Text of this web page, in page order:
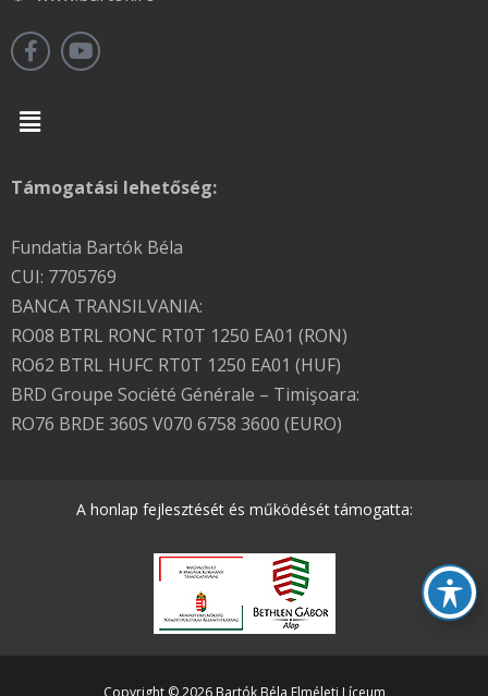
Menu
Támogatási lehetőség:
Fundatia Bartók Béla
CUI: 7705769
BANCA TRANSILVANIA:
RO08 BTRL RONC RT0T 1250 EA01 (RON)
RO62 BTRL HUFC RT0T 1250 EA01 (HUF)
BRD Groupe Société Générale – Timişoara:
RO76 BRDE 360S V070 6758 3600 (EURO)
A honlap fejlesztését és működését támogatta: